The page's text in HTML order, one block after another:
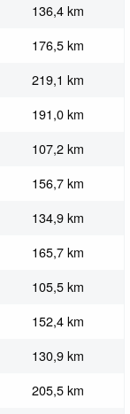
136,4 km
176,5 km
219,1 km
191,0 km
107,2 km
156,7 km
134,9 km
165,7 km
105,5 km
152,4 km
130,9 km
205,5 km